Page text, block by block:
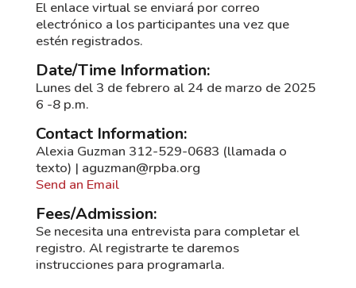
El enlace virtual se enviará por correo
electrónico a los participantes una vez que
estén registrados.
Date/Time Information:
Lunes del 3 de febrero al 24 de marzo de 2025
6 -8 p.m.
Contact Information:
Alexia Guzman 312-529-0683 (llamada o
texto) | aguzman@rpba.org
Send an Email
Fees/Admission:
Se necesita una entrevista para completar el
registro. Al registrarte te daremos
instrucciones para programarla.